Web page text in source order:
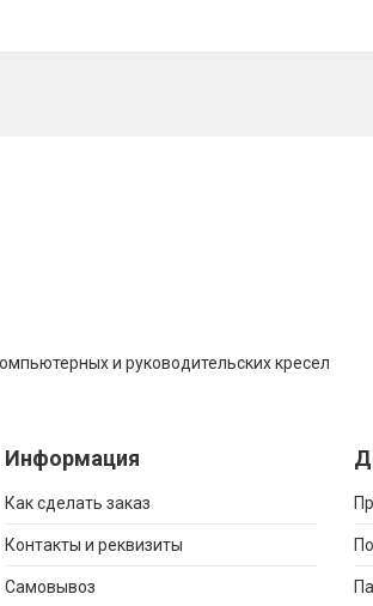
и руководительских кресел
Информация
Как сделать заказ
Контакты и реквизиты
Самовывоз